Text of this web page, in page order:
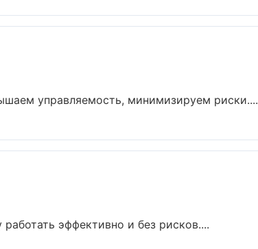
управляемость, минимизируем риски....
эффективно и без рисков....